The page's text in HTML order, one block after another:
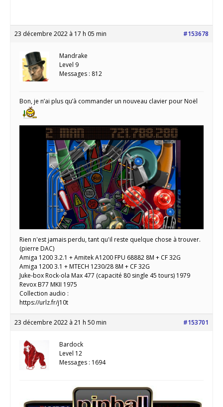
23 décembre 2022 à 17 h 05 min #153678
Mandrake
Level 9
Messages : 812
Bon, je n’ai plus qu’à commander un nouveau clavier pour Noël
Rien n'est jamais perdu, tant qu'il reste quelque chose à trouver.
(pierre DAC)
Amiga 1200 3.2.1 + Amitek A1200 FPU 68882 8M + CF 32G
Amiga 1200 3.1 + MTECH 1230/28 8M + CF 32G
Juke-box Rock-ola Max 477 (capacité 80 single 45 tours) 1979
Revox B77 MKII 1975
Collection audio :
https://urlz.fr/j10t
23 décembre 2022 à 21 h 50 min #153701
Bardock
Level 12
Messages : 1694